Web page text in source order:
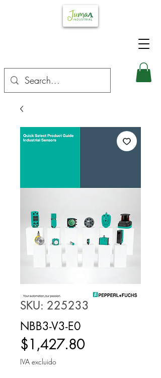
SKU: 225233
NBB3-V3-E0
$1,427.80Precio
IVA excluido